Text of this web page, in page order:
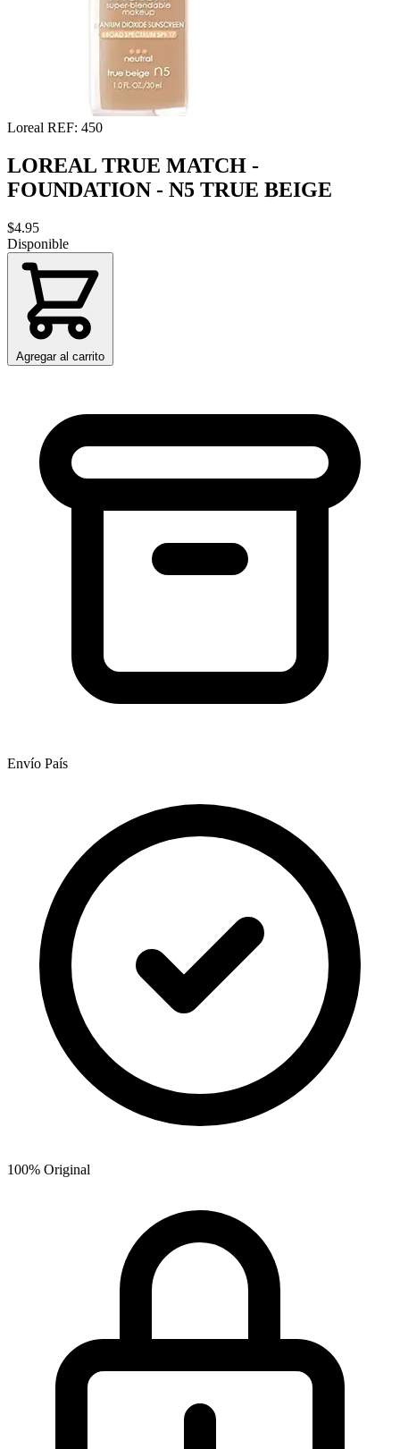
Loreal REF: 450
LOREAL TRUE MATCH -
FOUNDATION - N5 TRUE BEIGE
$4.95
Disponible
Agregar al carrito
Envío País
100% Original